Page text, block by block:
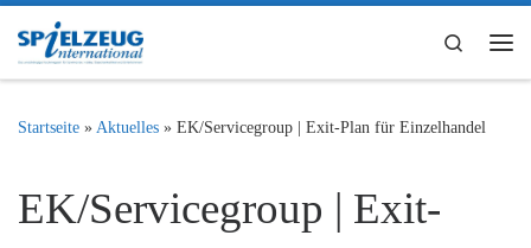
Zum Inhalt springen
Search
Startseite » Aktuelles » EK/Servicegroup | Exit-Plan für Einzelhandel
EK/Servicegroup | Exit-